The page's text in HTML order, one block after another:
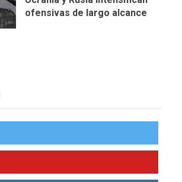
Instalan carpas metálicas
atípica fuera de Bogotá
POLÍTICA
TITULARES
ONGs piden a CIDH